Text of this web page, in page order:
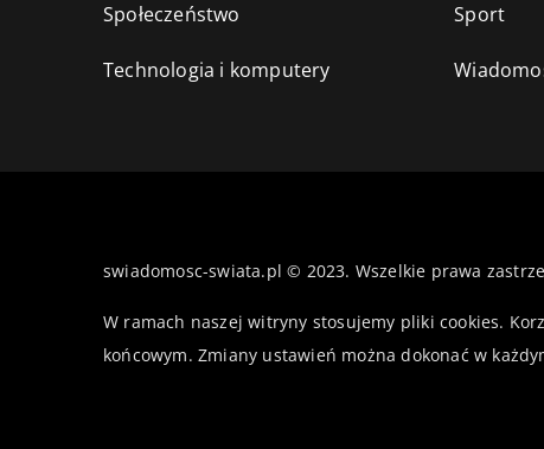
Społeczeństwo Sport
Technologia i komputery
swiadomosc-swiata.pl © 2023. Wszelkie prawa
W ramach naszej witryny stosujemy pliki cookies.
końcowym. Zmiany ustawień można dokonać w